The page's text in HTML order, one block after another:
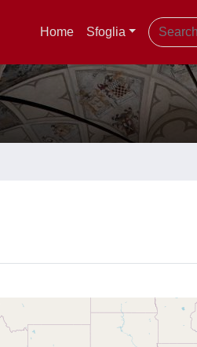
Home Sfoglia